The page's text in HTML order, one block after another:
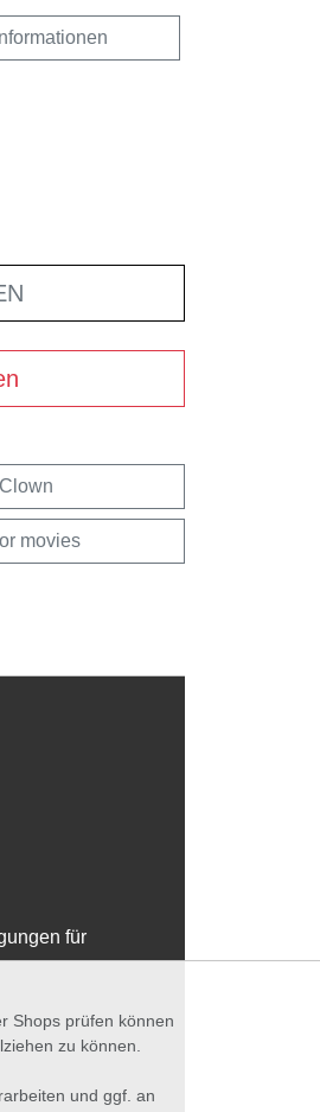
Clown
movies
für
Shops prüfen können
zu können.
und ggf. an